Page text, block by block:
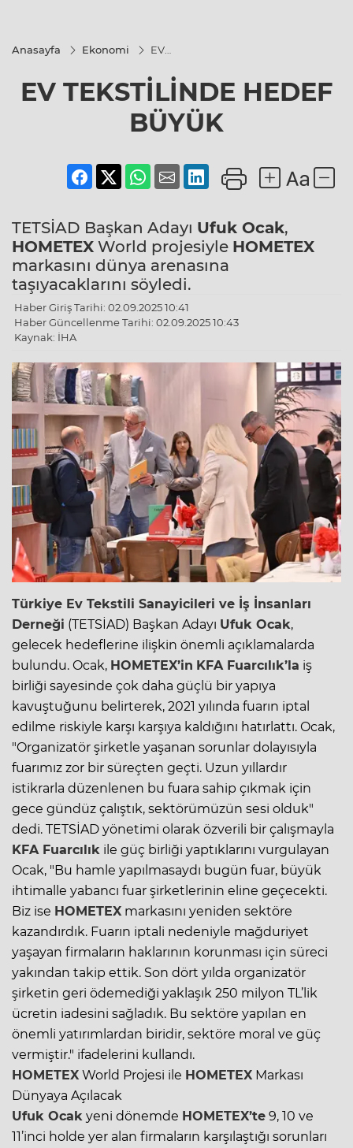
Anasayfa Ekonomi
EV
HEDEF
BÜYÜK
EV TEKSTİLİNDE HEDEF
BÜYÜK
TETSİAD Başkan Adayı Ufuk Ocak,
HOMETEX World projesiyle HOMETEX
markasını dünya arenasına
taşıyacaklarını söyledi.
Haber Giriş Tarihi: 02.09.2025 10:41
Haber Güncellenme Tarihi: 02.09.2025 10:43
Kaynak: İHA
Türkiye Ev Tekstili Sanayicileri ve İş İnsanları
Derneği (TETSİAD) Başkan Adayı Ufuk Ocak,
gelecek hedeflerine ilişkin önemli açıklamalarda
bulundu. Ocak, HOMETEX’in KFA Fuarcılık’la iş
birliği sayesinde çok daha güçlü bir yapıya
kavuştuğunu belirterek, 2021 yılında fuarın iptal
edilme riskiyle karşı karşıya kaldığını hatırlattı. Ocak,
"Organizatör şirketle yaşanan sorunlar dolayısıyla
fuarımız zor bir süreçten geçti. Uzun yıllardır
istikrarla düzenlenen bu fuara sahip çıkmak için
gece gündüz çalıştık, sektörümüzün sesi olduk"
dedi. TETSİAD yönetimi olarak özverili bir çalışmayla
KFA Fuarcılık ile güç birliği yaptıklarını vurgulayan
Ocak, "Bu hamle yapılmasaydı bugün fuar, büyük
ihtimalle yabancı fuar şirketlerinin eline geçecekti.
Biz ise HOMETEX markasını yeniden sektöre
kazandırdık. Fuarın iptali nedeniyle mağduriyet
yaşayan firmaların haklarının korunması için süreci
yakından takip ettik. Son dört yılda organizatör
şirketin geri ödemediği yaklaşık 250 milyon TL’lik
ücretin iadesini sağladık. Bu sektöre yapılan en
önemli yatırımlardan biridir, sektöre moral ve güç
vermiştir." ifadelerini kullandı.
HOMETEX World Projesi ile HOMETEX Markası
Dünyaya Açılacak
Ufuk Ocak yeni dönemde HOMETEX’te 9, 10 ve
11’inci holde yer alan firmaların karşılaştığı sorunları